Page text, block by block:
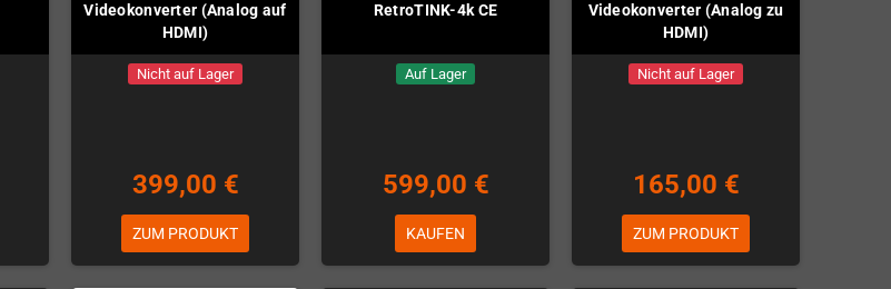
Videokonverter (Analog auf
HDMI)
Nicht auf Lager
399,00 €
ZUM PRODUKT
RetroTINK-4k CE
Auf Lager
599,00 €
KAUFEN
Videokonverter (Analog zu
HDMI)
Nicht auf Lager
165,00 €
ZUM PRODUKT